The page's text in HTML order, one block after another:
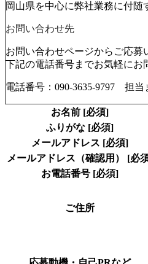
岡山県を中心に弊社業務に付随
お問い合わせ先
お問い合わせページからご応募
下記の電話番号までお気軽にお
電話番号：090-3635-9797 担当
お名前 [必須]
ふりがな [必須]
メールアドレス [必須]
メールアドレス（確認用） [必
お電話番号 [必須]
ご住所